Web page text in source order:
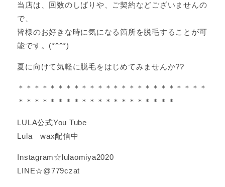
当店は、回数のしばりや、ご契約などございませんの
で、
皆様のお好きな時に気になる箇所を脱毛することが可
能です。(*^^*)
夏に向けて気軽に脱毛をはじめてみませんか??
＊＊＊＊＊＊＊＊＊＊＊＊＊＊＊＊＊＊＊＊＊＊＊＊
＊＊＊＊＊＊＊＊＊＊＊＊＊＊＊＊＊＊＊＊
LULA公式You Tube
Lula wax配信中
Instagram☆lulaomiya2020
LINE☆@779czat